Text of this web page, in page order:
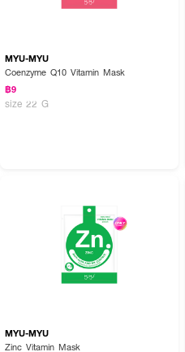
MYU-MYU
Coenzyme Q10 Vitamin Mask
฿9
size 22 G
MYU-MYU
Zinc Vitamin Mask